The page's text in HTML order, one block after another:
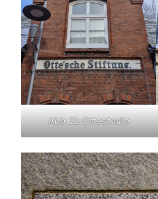
Abb. 11: Ottestraße